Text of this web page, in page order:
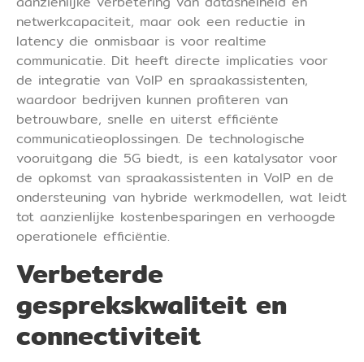
netwerkcapaciteit, maar ook een reductie in
latency die onmisbaar is voor realtime
communicatie. Dit heeft directe implicaties voor
de integratie van VoIP en spraakassistenten,
waardoor bedrijven kunnen profiteren van
betrouwbare, snelle en uiterst efficiënte
communicatieoplossingen. De technologische
vooruitgang die 5G biedt, is een katalysator voor
de opkomst van spraakassistenten in VoIP en de
ondersteuning van hybride werkmodellen, wat leidt
tot aanzienlijke kostenbesparingen en verhoogde
operationele efficiëntie.
Verbeterde
gesprekskwaliteit en
connectiviteit